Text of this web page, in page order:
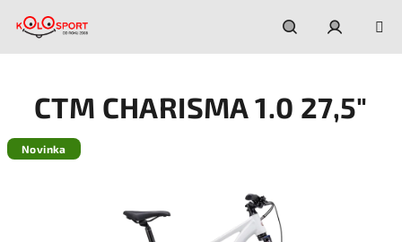
Hľadať
CTM CHARISMA 1.0 27,5"
Novinka